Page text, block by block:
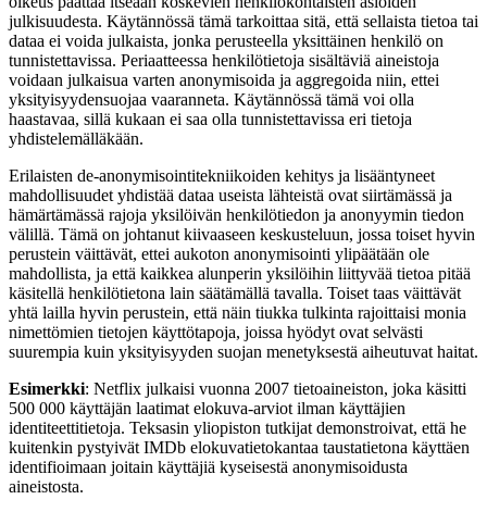
julkisuudesta. Käytännössä tämä tarkoittaa sitä, että sellaista tietoa tai
dataa ei voida julkaista, jonka perusteella yksittäinen henkilö on
tunnistettavissa. Periaatteessa henkilötietoja sisältäviä aineistoja
voidaan julkaisua varten anonymisoida ja aggregoida niin, ettei
yksityisyydensuojaa vaaranneta. Käytännössä tämä voi olla
haastavaa, sillä kukaan ei saa olla tunnistettavissa eri tietoja
yhdistelemälläkään.
Erilaisten de-anonymisointitekniikoiden kehitys ja lisääntyneet
mahdollisuudet yhdistää dataa useista lähteistä ovat siirtämässä ja
hämärtämässä rajoja yksilöivän henkilötiedon ja anonyymin tiedon
välillä. Tämä on johtanut kiivaaseen keskusteluun, jossa toiset hyvin
perustein väittävät, ettei aukoton anonymisointi ylipäätään ole
mahdollista, ja että kaikkea alunperin yksilöihin liittyvää tietoa pitää
käsitellä henkilötietona lain säätämällä tavalla. Toiset taas väittävät
yhtä lailla hyvin perustein, että näin tiukka tulkinta rajoittaisi monia
nimettömien tietojen käyttötapoja, joissa hyödyt ovat selvästi
suurempia kuin yksityisyyden suojan menetyksestä aiheutuvat haitat.
Esimerkki: Netflix julkaisi vuonna 2007 tietoaineiston, joka käsitti
500 000 käyttäjän laatimat elokuva-arviot ilman käyttäjien
identiteettitietoja. Teksasin yliopiston tutkijat demonstroivat, että he
kuitenkin pystyivät IMDb elokuvatietokantaa taustatietona käyttäen
identifioimaan joitain käyttäjiä kyseisestä anonymisoidusta
aineistosta.